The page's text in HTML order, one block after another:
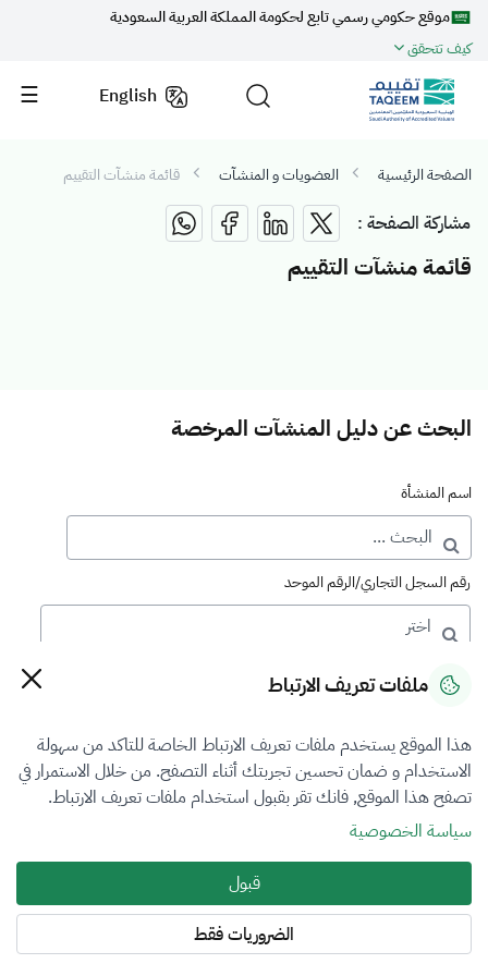
موقع حكومي رسمي تابع لحكومة المملكة العربية السعودية
كيف تتحقق
English
الصفحة الرئيسية العضويات و المنشآت قائمة منشآت التقييم
مشاركة الصفحة :
قائمة منشآت التقييم
البحث عن دليل المنشآت المرخصة
اسم المنشأة
رقم السجل التجاري/الرقم الموحد
رقم الترخيص
التصنيف
VFR3
فرع التقييم
ملفات تعريف الارتباط
هذا الموقع يستخدم ملفات تعريف الارتباط الخاصة للتاكد من سهولة
الاستخدام و ضمان تحسين تجربتك أثناء التصفح. من خلال الاستمرار في
تصفح هذا الموقع, فانك تقر بقبول استخدام ملفات تعريف الارتباط.
سياسة الخصوصية
قبول
الضروريات فقط